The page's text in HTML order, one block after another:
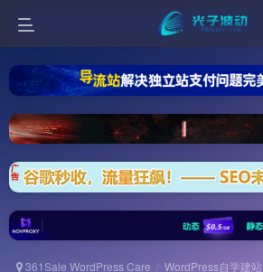
361Sale WordPress Care WordPress自学建站